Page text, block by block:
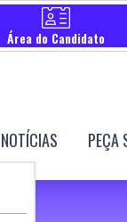
Área do Candidato
NOTÍCIAS PEÇA